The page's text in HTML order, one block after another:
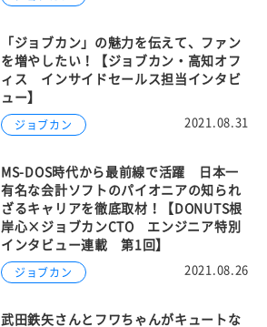
ジョブカン 2021.08.31
「ジョブカン」の魅力を伝えて、ファン
を増やしたい！【ジョブカン・高知オフ
ィス インサイドセールス担当インタビ
ュー】
ジョブカン 2021.08.26
MS-DOS時代から最前線で活躍 日本一
有名な会計ソフトのパイオニアの知られ
ざるキャリアを徹底取材！【DONUTS根
岸心×ジョブカンCTO エンジニア特別
インタビュー連載 第1回】
武田鉄矢さんとフワちゃんがキュートな